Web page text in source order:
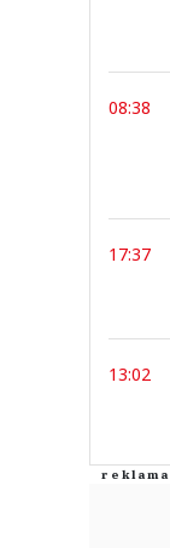
08:38
17:37
13:02